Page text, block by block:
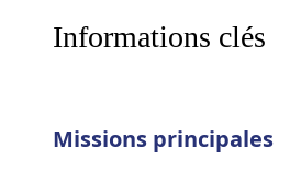
Informations clés
Missions principales